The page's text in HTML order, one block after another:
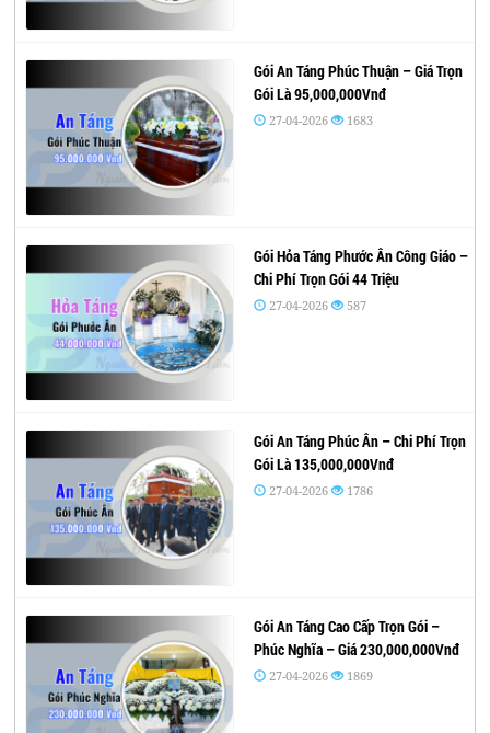
Gói An Táng Phúc Thuận – Giá Trọn
Gói Là 95,000,000Vnđ
27-04-2026 1683
Gói Hỏa Táng Phước Ân Công Giáo –
Chi Phí Trọn Gói 44 Triệu
27-04-2026 587
Gói An Táng Phúc Ân – Chi Phí Trọn
Gói Là 135,000,000Vnđ
27-04-2026 1786
Gói An Táng Cao Cấp Trọn Gói –
Phúc Nghĩa – Giá 230,000,000Vnđ
27-04-2026 1869